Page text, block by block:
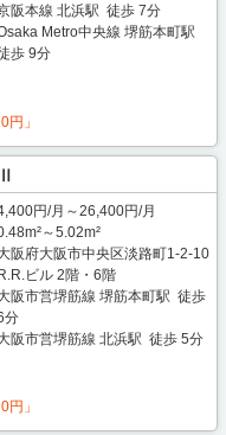
阪本線 北浜駅 徒歩 7分
Metro中央線 堺筋本町駅
歩 9分
」
円/月～26,400円/月
～5.02m²
阪府大阪市中央区淡路町1-2-10
ビル 2階・6階
阪市営堺筋線 堺筋本町駅 徒歩
分
阪市営堺筋線 北浜駅 徒歩 5分
」